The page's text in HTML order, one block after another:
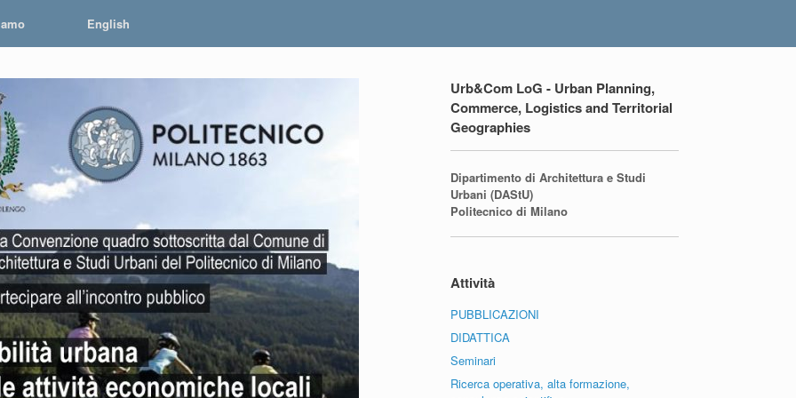
English
Urb&Com LoG - Urban Planning,
Commerce, Logistics and Territorial
Geographies
Dipartimento di Architettura e Studi
Urbani (DAStU)
Politecnico di Milano
Attività
PUBBLICAZIONI
DIDATTICA
Seminari
Ricerca operativa, alta formazione,